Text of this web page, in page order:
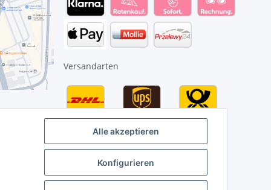
Alle akzeptieren
Konfigurieren
Versandarten